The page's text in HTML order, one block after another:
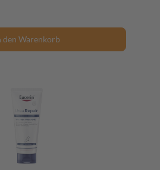
den Warenkorb